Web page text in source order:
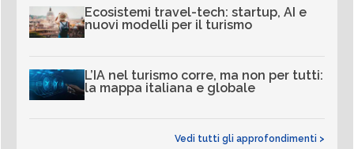
Ecosistemi travel-tech: startup, AI e
nuovi modelli per il turismo
L’IA nel turismo corre, ma non per tutti:
la mappa italiana e globale
Vedi tutti gli approfondimenti >